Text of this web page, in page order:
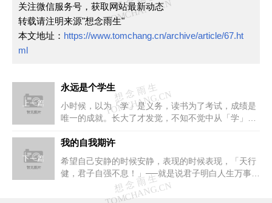
关注微信服务号，获取网站最新动态
转载请注明来源"想念雨生"
本文地址： https://www.tomchang.cn/archive/article/67.ht
ml
上一篇
永远是个学生
小时候，以为「学」是义务，读书为了考试，成绩是
唯一的成就。长大了才发觉，不知不觉中从「学」得
下一篇
我的自我期许
希望自己安静的时候安静，表现的时候表现，「天行
健，君子自强不息！」──就是说君子明白人生万事起
伏之间的道理，所以可以知道...